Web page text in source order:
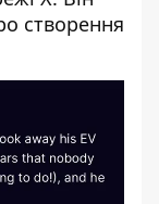
створення